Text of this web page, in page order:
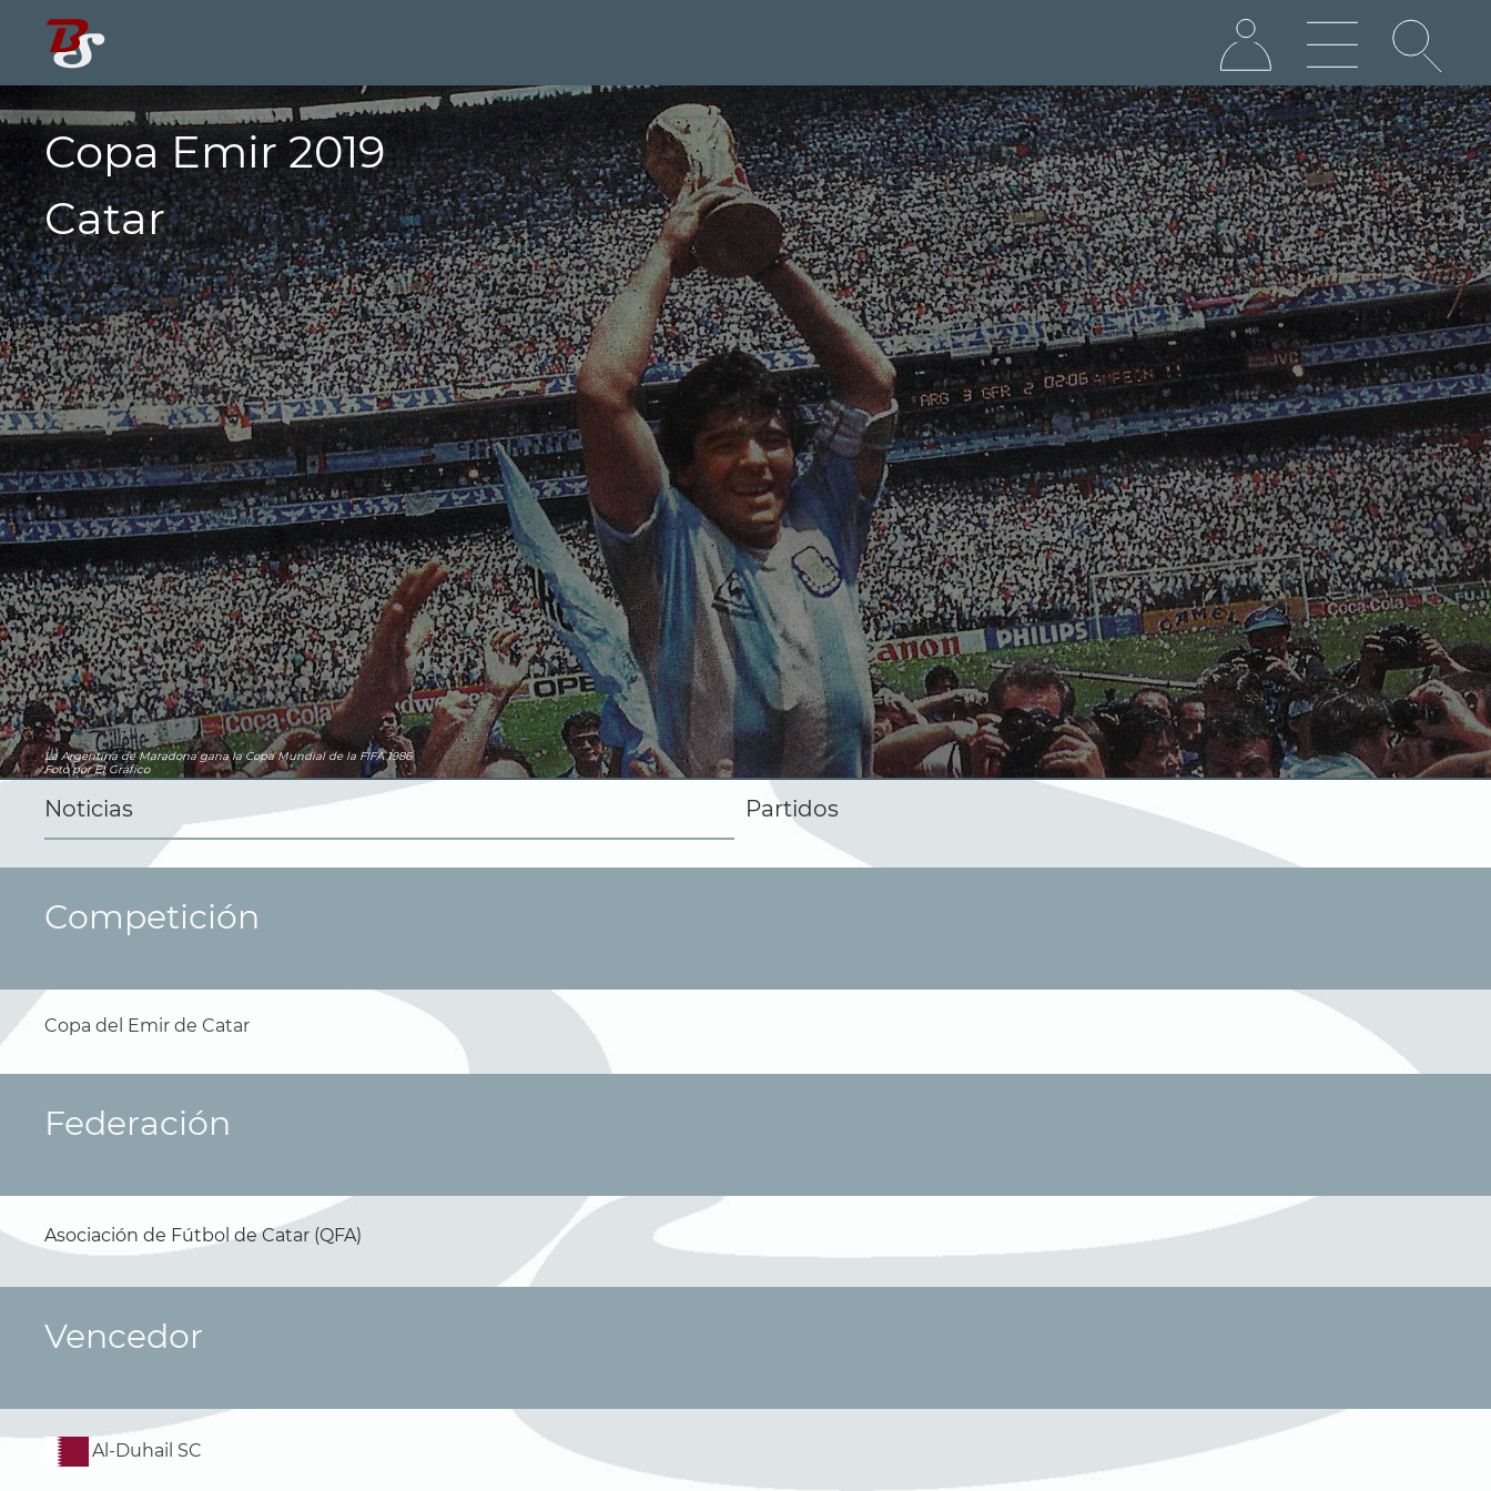
Copa Emir 2019
Catar
La Argentina de Maradona gana la Copa Mundial de la FIFA 1986
Foto por El Gráfico
Noticias Partidos
Competición
Copa del Emir de Catar
Federación
Asociación de Fútbol de Catar (QFA)
Vencedor
Al-Duhail SC